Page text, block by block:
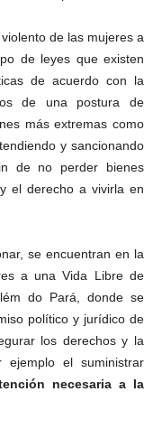
de las mujeres a
de leyes que existen
de acuerdo con la
de una postura de
más extremas como
y sancionando
de no perder bienes
el derecho a vivirla en
se encuentran en la
a una Vida Libre de
do Pará, donde se
político y jurídico de
los derechos y la
el suministrar
necesaria a la